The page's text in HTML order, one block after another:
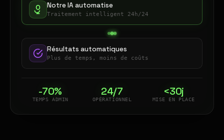
Notre IA automatise
Traitement intelligent 24h/24
Résultats automatiques
Plus de temps, moins de coûts
-70%
TEMPS ADMIN
24/7
OPÉRATIONNEL
<30j
MISE EN PLACE